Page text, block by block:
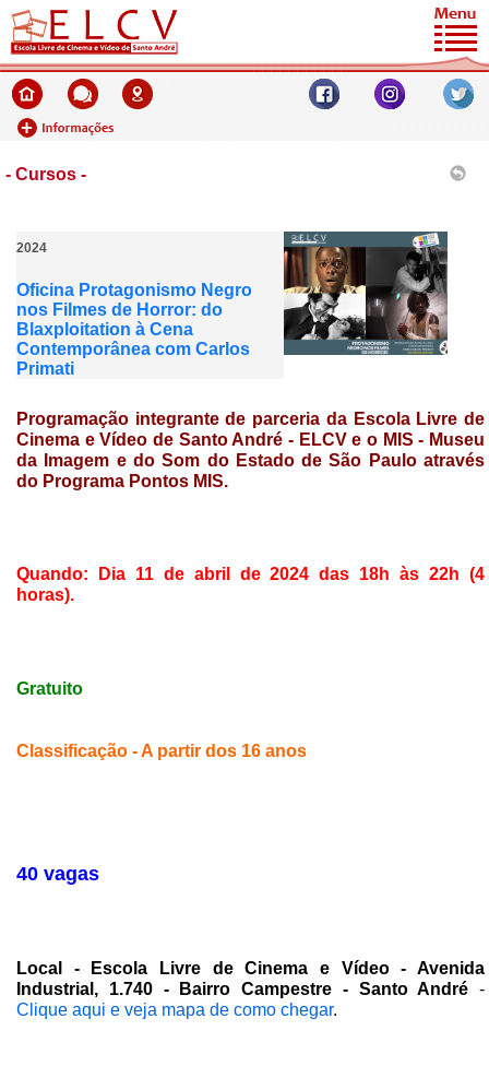
- Cursos -
2024
Oficina Protagonismo Negro
nos Filmes de Horror: do
Blaxploitation à Cena
Contemporânea com Carlos
Primati
Programação integrante de parceria da Escola Livre de
Cinema e Vídeo de Santo André - ELCV e o MIS - Museu
da Imagem e do Som do Estado de São Paulo através
do Programa Pontos MIS.
Quando: Dia 11 de abril de 2024 das 18h às 22h (4
horas).
Gratuito
Classificação - A partir dos 16 anos
40 vagas
Local - Escola Livre de Cinema e Vídeo - Avenida
Industrial, 1.740 - Bairro Campestre - Santo André -
Clique aqui e veja mapa de como chegar.